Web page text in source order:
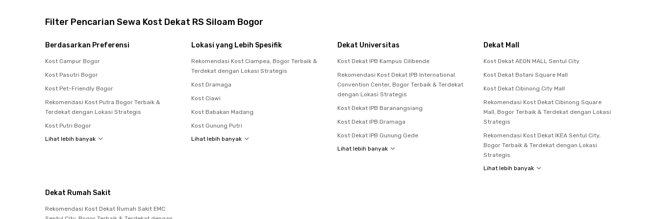
Filter Pencarian Sewa Kost Dekat RS Siloam Bogor
Berdasarkan Preferensi
Kost Campur Bogor
Kost Pasutri Bogor
Kost Pet-Friendly Bogor
Rekomendasi Kost Putra Bogor Terbaik &
Terdekat dengan Lokasi Strategis
Kost Putri Bogor
Lihat lebih banyak
Lokasi yang Lebih Spesifik
Rekomendasi Kost Ciampea, Bogor Terbaik &
Terdekat dengan Lokasi Strategis
Kost Dramaga
Kost Ciawi
Kost Babakan Madang
Kost Gunung Putri
Lihat lebih banyak
Dekat Universitas
Kost Dekat IPB Kampus Cilibende
Rekomendasi Kost Dekat IPB International
Convention Center, Bogor Terbaik & Terdekat
dengan Lokasi Strategis
Kost Dekat IPB Baranangsiang
Kost Dekat IPB Dramaga
Kost Dekat IPB Gunung Gede
Lihat lebih banyak
Dekat Mall
Kost Dekat AEON MALL Sentul City
Kost Dekat Botani Square Mall
Kost Dekat Cibinong City Mall
Rekomendasi Kost Dekat Cibinong Square
Mall, Bogor Terbaik & Terdekat dengan Lokasi
Strategis
Rekomendasi Kost Dekat IKEA Sentul City,
Bogor Terbaik & Terdekat dengan Lokasi
Strategis
Lihat lebih banyak
Dekat Rumah Sakit
Rekomendasi Kost Dekat Rumah Sakit EMC